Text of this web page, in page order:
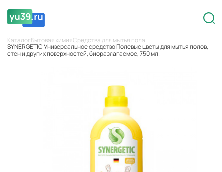
КаталогБытовая химияСредства для мытья пола
SYNERGETIC Универсальное средство Полевые цветы для мытья полов,
стен и других поверхностей, биоразлагаемое, 750 мл.